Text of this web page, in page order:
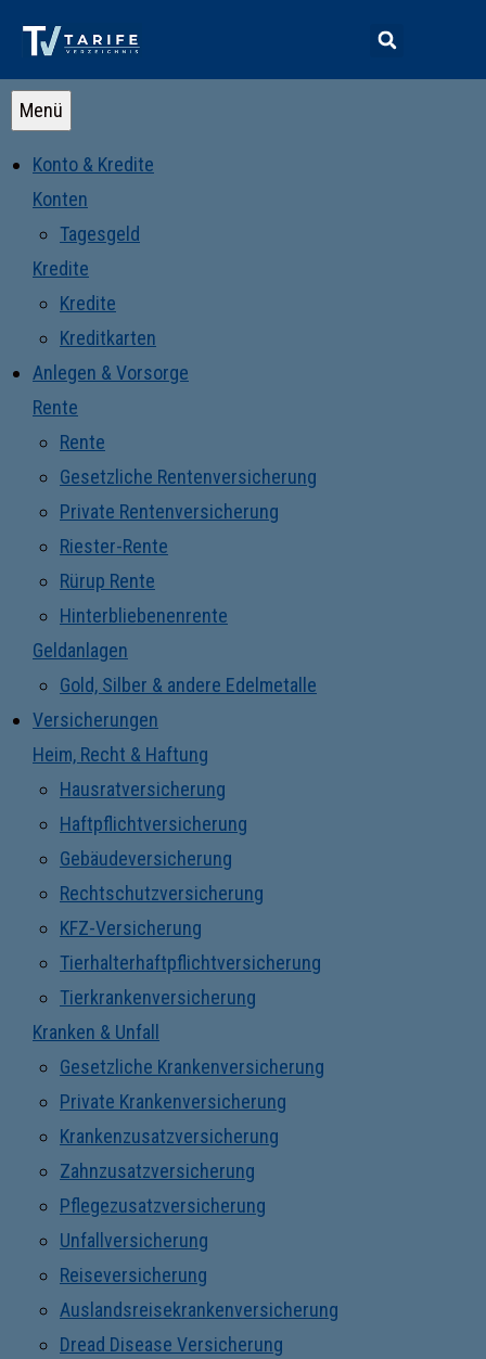
Menü
Konto & Kredite
Konten
Tagesgeld
Kredite
Kredite
Kreditkarten
Anlegen & Vorsorge
Rente
Rente
Gesetzliche Rentenversicherung
Private Rentenversicherung
Riester-Rente
Rürup Rente
Hinterbliebenenrente
Geldanlagen
Gold, Silber & andere Edelmetalle
Versicherungen
Heim, Recht & Haftung
Hausratversicherung
Haftpflichtversicherung
Gebäudeversicherung
Rechtschutzversicherung
KFZ-Versicherung
Tierhalterhaftpflichtversicherung
Tierkrankenversicherung
Kranken & Unfall
Gesetzliche Krankenversicherung
Private Krankenversicherung
Krankenzusatzversicherung
Zahnzusatzversicherung
Pflegezusatzversicherung
Unfallversicherung
Reiseversicherung
Auslandsreisekrankenversicherung
Dread Disease Versicherung